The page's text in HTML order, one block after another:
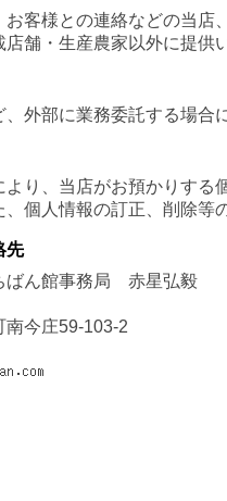
お客様との連絡などの当店
舗・生産農家以外に提供
外部に業務委託する場合
より、当店がお預かりす
個人情報の訂正、削除等
先
ばん館事務局 赤星弘毅
南今庄59-103-2